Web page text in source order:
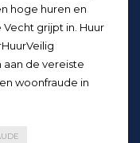
hoge huren en
grijpt in. Huur
aan de vereiste
woonfraude in